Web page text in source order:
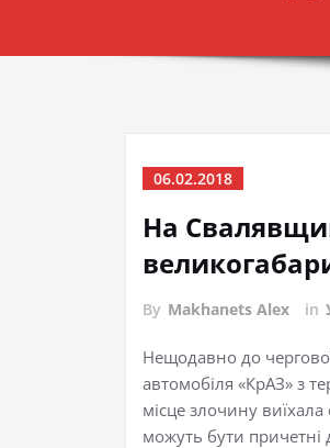
06.02.2018
На
By Makhanets Alex in
Нещодавно до
автомобіля «КрАЗ» з
місце злочину
можуть бути причетні